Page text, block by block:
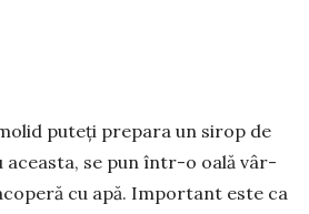
puteți prepara un sirop de
aceasta, se pun într-o oală vâr­
cu apă. Important este ca